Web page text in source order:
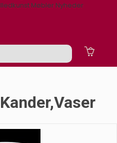
Møbler Nyheder